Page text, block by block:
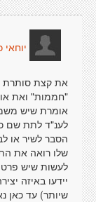
יוחאי
את קצת
"חממות" ואת
אומרת שיש
לענ"ד לתת שם
הסבר לשיר או
שלו רואה את
לעשות שיש
יידעו באיזה
שיותר) עד כאן